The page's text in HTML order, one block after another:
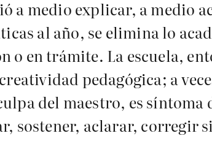
a medio explicar, a medio
al año, se elimina lo
en trámite. La escuela,
pedagógica; a
del maestro, es síntoma
sostener, aclarar, corregir